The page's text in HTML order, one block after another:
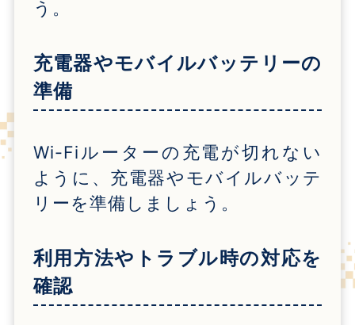
う。
充電器やモバイルバッテリーの
準備
Wi-Fi ルーターの充電が切れない
ように、充電器やモバイルバッテ
リーを準備しましょう。
利用方法やトラブル時の対応を
確認